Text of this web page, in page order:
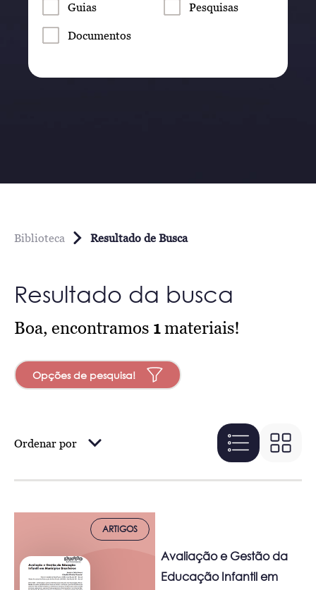
Guias Pesquisas
Documentos
Biblioteca Resultado de Busca
Resultado da busca
Boa, encontramos 1materiais!
Opções de pesquisa!
Ordenar por
ARTIGOS
Avaliação e Gestão da
Educação Infantil em